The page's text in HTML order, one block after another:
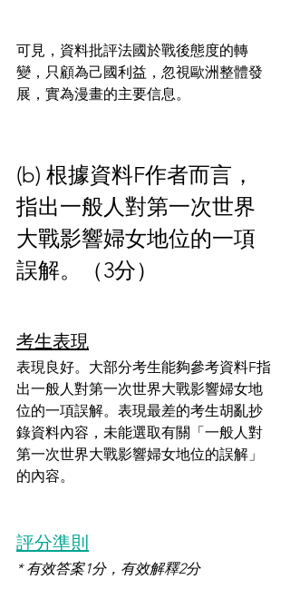
可見，資料批評法國於戰後態度的轉
變，只顧為己國利益，忽視歐洲整體發
展，實為漫畫的主要信息。
(b) 根據資料F作者而言，
指出一般人對第一次世界
大戰影響婦女地位的一項
誤解。（3分）
考生表現
表現良好。大部分考生能夠參考資料F指
出一般人對第一次世界大戰影響婦女地
位的一項誤解。表現最差的考生胡亂抄
錄資料內容，未能選取有關「一般人對
第一次世界大戰影響婦女地位的誤解」
的內容。
評分準則
* 有效答案1分，有效解釋2分